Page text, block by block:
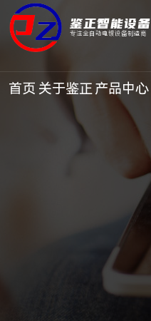
鉴正智能设备
专注全自动电镀设备制造商
首页 关于鉴正产品中心